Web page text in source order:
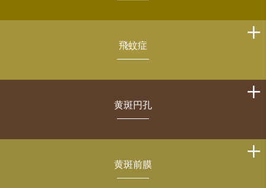
飛蚊症
黄斑円孔
黄斑前膜